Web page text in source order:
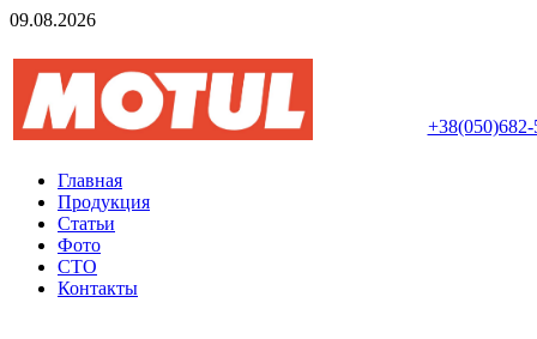
09.08.2026
+38(050)682-
Главная
Продукция
Статьи
Фото
СТО
Контакты